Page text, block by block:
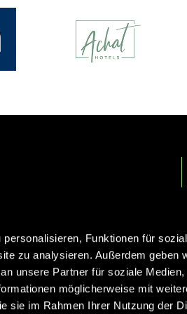
Funktionen für
zu analysieren. Außerdem geben
unsere Partner für soziale Medien,
möglicherweise mit
sie im Rahmen Ihrer Nutzung der